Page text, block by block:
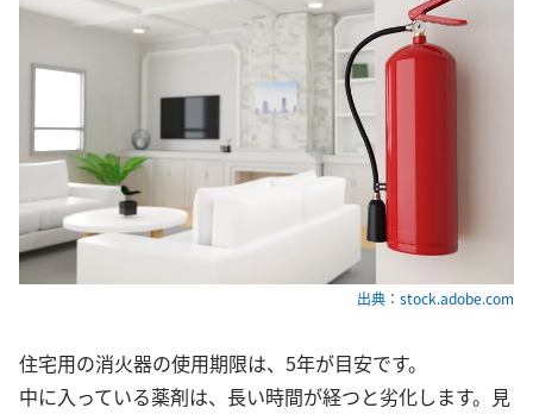
出典：stock.adobe.com
住宅用の消火器の使用期限は、5年が目安です。
中に入っている薬剤は、長い時間が経つと劣化します。見